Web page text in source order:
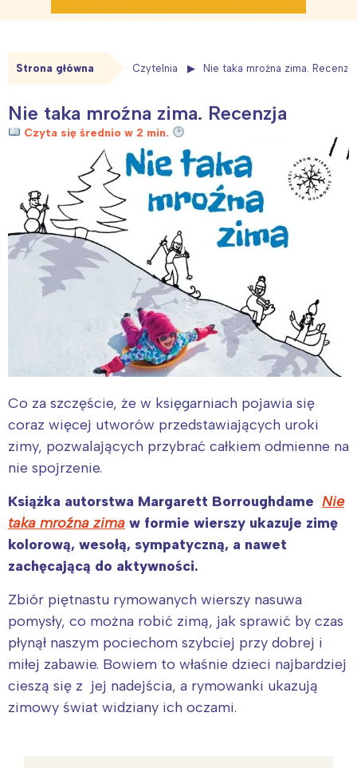
Strona główna Czytelnia Nie taka mroźna zima. Recenzja
Nie taka mroźna zima. Recenzja
Czyta się średnio w 2 min.
Co za szczęście, że w księgarniach pojawia się
coraz więcej utworów przedstawiających uroki
zimy, pozwalających przybrać całkiem odmienne na
nie spojrzenie.
Książka autorstwa Margarett Borroughdame Nie
taka mroźna zima w formie wierszy ukazuje zimę
kolorową, wesołą, sympatyczną, a nawet
zachęcającą do aktywności.
Zbiór piętnastu rymowanych wierszy nasuwa
pomysły, co można robić zimą, jak sprawić by czas
płynął naszym pociechom szybciej przy dobrej i
miłej zabawie. Bowiem to właśnie dzieci najbardziej
cieszą się z jej nadejścia, a rymowanki ukazują
zimowy świat widziany ich oczami.